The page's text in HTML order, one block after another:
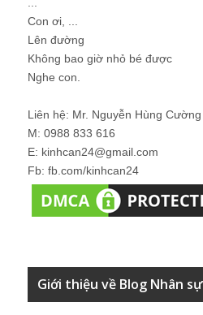
Con ơi, ...
Lên đường
Không bao giờ nhỏ bé được
Nghe con.
Liên hệ: Mr. Nguyễn Hùng Cường
M: 0988 833 616
E: kinhcan24@gmail.com
Fb: fb.com/kinhcan24
Giới thiệu về Blog Nhân sự